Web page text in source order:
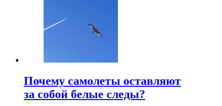
Почему самолеты оставляют
за собой белые следы?